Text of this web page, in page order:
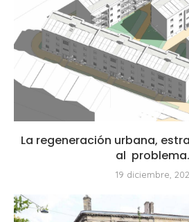
La regeneración urbana,
al
19 diciembre,